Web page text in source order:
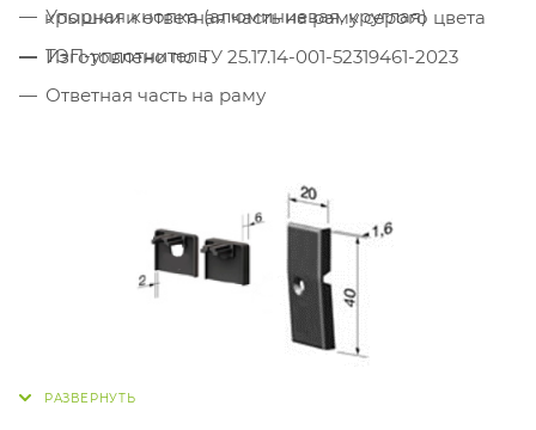
крышки и ответная часть на раму серого цвета
Изготовлено по ТУ 25.17.14-001-52319461-2023
Упорная кнопка (алюминиевая, круглая)
ТЭП-уплотнитель
Ответная часть на раму